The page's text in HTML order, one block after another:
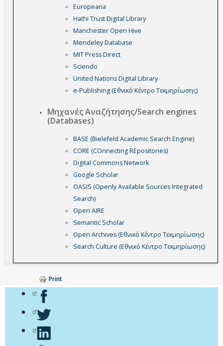
Europeana
Hathi Trust Digital Library
Manchester Open Hive
Mendeley Database
MIT Press Direct
Sciendo
United Nations Digital Library
e-Publishing (Εθνικό Κέντρο Τεκμηρίωσης)
Μηχανές Αναζήτησης/Search engines
(Databases)
BASE (Bielefeld Academic Search Engine)
CORE (COnnecting REpositories)
Digital Commons Network
Google Scholar
OASIS (Openly Available Sources Integrated
Search)
Open AIRE
Semantic Scholar
Open Archives (Εθνικό Κέντρο Τεκμηρίωσης)
Search Culture (Εθνικό Κέντρο Τεκμηρίωσης)
Print